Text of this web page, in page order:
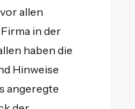
allen
in der
haben die
Hinweise
angeregte